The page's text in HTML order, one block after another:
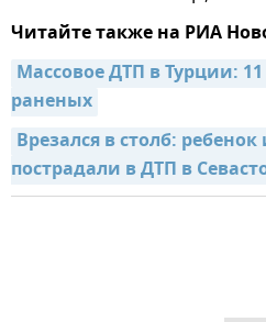
Читайте также на РИА
Массовое ДТП в Турции:
раненых
Врезался в столб:
пострадали в ДТП в